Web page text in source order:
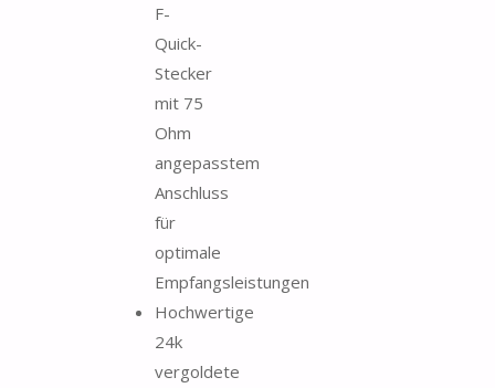
F-
Quick-
Stecker
mit 75
Ohm
angepasstem
Anschluss
für
optimale
Empfangsleistungen
Hochwertige
24k
vergoldete